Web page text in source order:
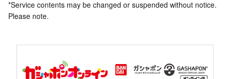
*Service contents may be changed or suspended without notice.
Please note.